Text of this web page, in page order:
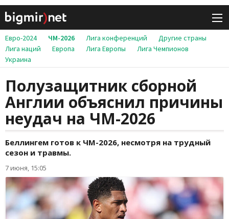
Евро-2024 ЧМ-2026 Лига конференций
Другие страны
Лига наций
Европа Лига Европы
Лига Чемпионов
Украина
Полузащитник сборной
Англии объяснил причины
неудач на ЧМ-2026
Беллингем готов к ЧМ-2026, несмотря на трудный
сезон и травмы.
7 июня, 15:05